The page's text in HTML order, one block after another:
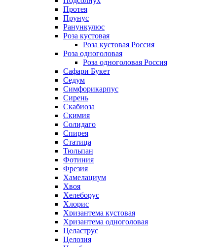
Протея
Прунус
Ранункулюс
Роза кустовая
Роза кустовая Россия
Роза одноголовая
Роза одноголовая Россия
Сафари Букет
Седум
Симфорикарпус
Сирень
Скабиоза
Скимия
Солидаго
Спирея
Статица
Тюльпан
Фотиния
Фрезия
Хамелациум
Хвоя
Хелеборус
Хлорис
Хризантема кустовая
Хризантема одноголовая
Целаструс
Целозия